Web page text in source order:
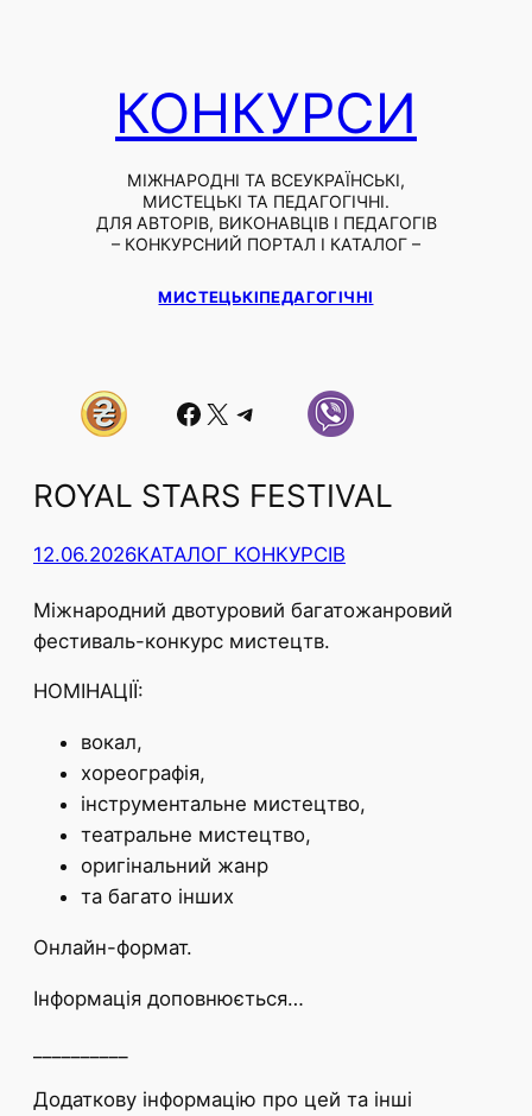
КОНКУРСИ
МІЖНАРОДНІ ТА ВСЕУКРАЇНСЬКІ,
МИСТЕЦЬКІ ТА ПЕДАГОГІЧНІ.
ДЛЯ АВТОРІВ, ВИКОНАВЦІВ І ПЕДАГОГІВ
– КОНКУРСНИЙ ПОРТАЛ І КАТАЛОГ –
МИСТЕЦЬКІПЕДАГОГІЧНІ
Facebook X Telegram
ROYAL STARS FESTIVAL
12.06.2026КАТАЛОГ КОНКУРСІВ
Міжнародний двотуровий багатожанровий
фестиваль-конкурс мистецтв.
НОМІНАЦІЇ:
вокал,
хореографія,
інструментальне мистецтво,
театральне мистецтво,
оригінальний жанр
та багато інших
Онлайн-формат.
Інформація доповнюється…
Додаткову інформацію про цей та інші